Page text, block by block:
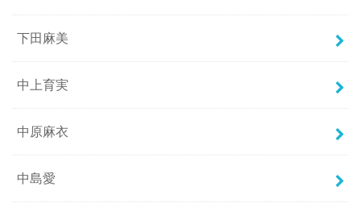
下田麻美
中上育実
中原麻衣
中島愛